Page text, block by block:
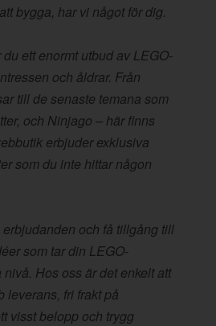
bygga, har vi något för dig.
ett enormt utbud av LEGO-
och åldrar. Från
till de senaste temana som
och Ninjago – här finns
erbjuder exklusiva
som du inte hittar någon
och få tillgång till
som tar din LEGO-
Hos oss är det enkelt att
leverans, fri frakt på
visst belopp och trygg